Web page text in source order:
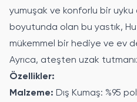
yumuşak ve konforlu bir
boyutunda olan bu yastık,
mükemmel bir hediye ve ev
Ayrıca, ateşten uzak
Özellikler:
Malzeme: Dış Kumaş: %95